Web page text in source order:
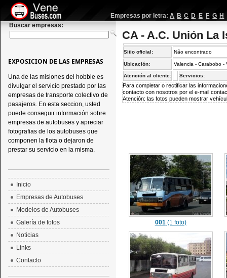
Empresas por letra: A B C D E F G H
Buscar empresas:
CA - A.C. Unión La
Sitio oficial: Não encontrado
Ubicación: Valencia - Carabobo -
Atención al cliente: Servicios:
Para completar o rectificar las
contacto con nosotros por el e-mail
Atención: las fotos pueden mostrar
001(1 foto)
EXPOSICION DE LAS EMPRESAS
Una de las misiones del hobbie es
divulgar el servicio prestado por las
empresas de transporte colectivo de
pasajeros. En esta seccion, usted
puede conseguir información sobre
empresas de autobuses y apreciar
fotografias de los autobuses que
componen la flota o dejaron de
prestar su servicio en la misma.
Inicio
Empresas de Autobuses
Modelos de Autobuses
Galería de fotos
Noticias
Links
Contacto